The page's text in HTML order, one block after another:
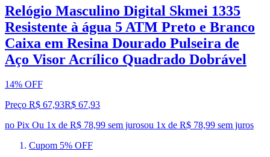
Relógio Masculino Digital Skmei 1335
Resistente à água 5 ATM Preto e Branco
Caixa em Resina Dourado Pulseira de
Aço Visor Acrílico Quadrado Dobrável
14% OFF
Preço R$ 67,93R$ 67,93
no Pix Ou 1x de R$ 78,99 sem jurosou 1x de R$ 78,99 sem juros
Cupom 5% OFF